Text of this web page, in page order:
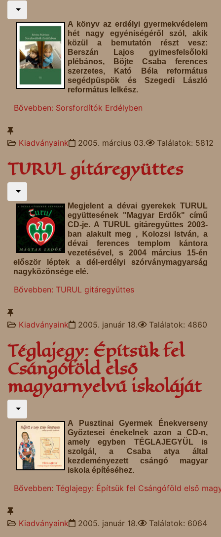
A könyv az erdélyi gyermekvédelem
hét nagy egyéniségéről szól, akik
közül a bemutatón részt vesz:
Berszán Lajos gyimesfelsőloki
plébános, Böjte Csaba ferences
szerzetes, Kató Béla református
segédpüspök és Szegedi László
református lelkész.
Bővebben: Sorsfordítók Erdélyben
Kiadványaink 2005. március 03. Találatok: 5812
TURUL gitáregyüttes
Megjelent a dévai gyerekek TURUL
együttesének "Magyar Erdők" című
CD-je. A TURUL gitáregyüttes 2003-
ban alakult meg , Kolozsi István, a
dévai ferences templom kántora
vezetésével, s 2004 március 15-én
először léptek a dél-erdélyi szórványmagyarság
nagyközönsége elé.
Bővebben: TURUL gitáregyüttes
Kiadványaink 2005. január 18. Találatok: 4860
Téglajegy: Építsük fel
Csángóföld első
magyarnyelvű iskoláját
A Pusztinai Gyermek Énekverseny
Győztesei énekelnek azon a CD-n,
amely egyben TÉGLAJEGYÜL is
szolgál, a Csaba atya által
kezdeményezett csángó magyar
iskola építéséhez.
Bővebben: Téglajegy: Építsük fel Csángóföld első
Kiadványaink 2005. január 18. Találatok: 6064